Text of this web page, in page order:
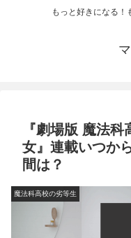
もっと好きになる！
『劇場版 魔法
女』連載いつか
間は？
魔法科高校の劣等生